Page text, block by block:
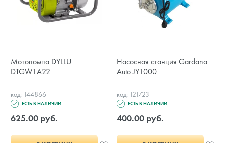
Мотопомпа DYLLU
DTGW1A22
код: 144866
ЕСТЬ В НАЛИЧИИ
625.00 руб.
Насосная станция Gardana
Auto JY1000
код: 121723
ЕСТЬ В НАЛИЧИИ
400.00 руб.